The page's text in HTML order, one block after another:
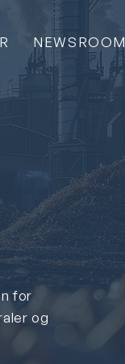
NEWSROOM
for
og